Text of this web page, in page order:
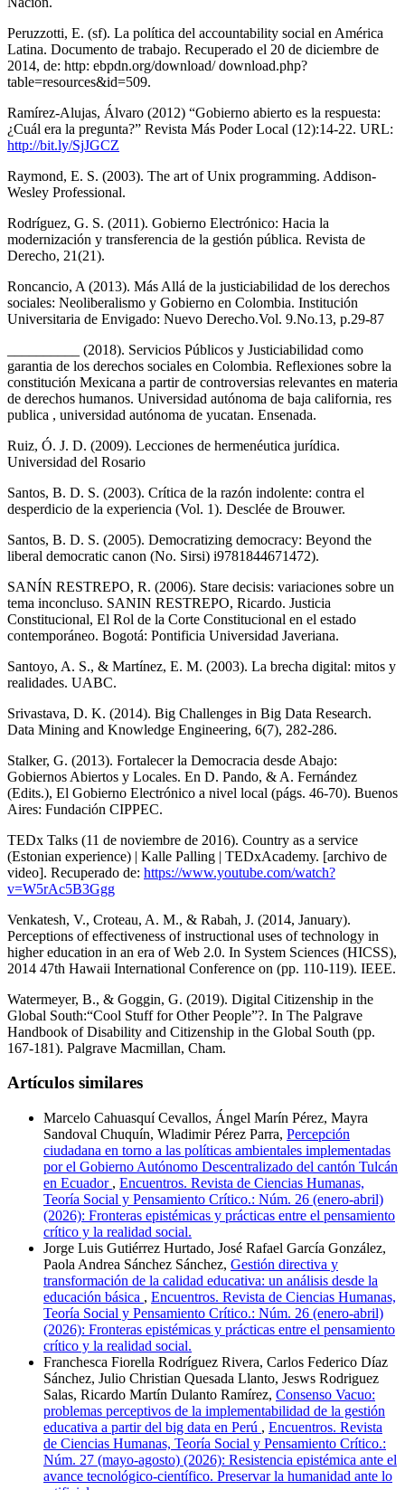
Peruzzotti, E. (sf). La política del accountability social en América
Latina. Documento de trabajo. Recuperado el 20 de diciembre de
2014, de: http: ebpdn.org/download/ download.php?
table=resources&id=509.
Ramírez-Alujas, Álvaro (2012) “Gobierno abierto es la respuesta:
¿Cuál era la pregunta?” Revista Más Poder Local (12):14-22. URL:
http://bit.ly/SjJGCZ
Raymond, E. S. (2003). The art of Unix programming. Addison-
Wesley Professional.
Rodríguez, G. S. (2011). Gobierno Electrónico: Hacia la
modernización y transferencia de la gestión pública. Revista de
Derecho, 21(21).
Roncancio, A (2013). Más Allá de la justiciabilidad de los derechos
sociales: Neoliberalismo y Gobierno en Colombia. Institución
Universitaria de Envigado: Nuevo Derecho.Vol. 9.No.13, p.29-87
__________ (2018). Servicios Públicos y Justiciabilidad como
garantia de los derechos sociales en Colombia. Reflexiones sobre la
constitución Mexicana a partir de controversias relevantes en materia
de derechos humanos. Universidad autónoma de baja california, res
publica , universidad autónoma de yucatan. Ensenada.
Ruiz, Ó. J. D. (2009). Lecciones de hermenéutica jurídica.
Universidad del Rosario
Santos, B. D. S. (2003). Crítica de la razón indolente: contra el
desperdicio de la experiencia (Vol. 1). Desclée de Brouwer.
Santos, B. D. S. (2005). Democratizing democracy: Beyond the
liberal democratic canon (No. Sirsi) i9781844671472).
SANÍN RESTREPO, R. (2006). Stare decisis: variaciones sobre un
tema inconcluso. SANIN RESTREPO, Ricardo. Justicia
Constitucional, El Rol de la Corte Constitucional en el estado
contemporáneo. Bogotá: Pontificia Universidad Javeriana.
Santoyo, A. S., & Martínez, E. M. (2003). La brecha digital: mitos y
realidades. UABC.
Srivastava, D. K. (2014). Big Challenges in Big Data Research.
Data Mining and Knowledge Engineering, 6(7), 282-286.
Stalker, G. (2013). Fortalecer la Democracia desde Abajo:
Gobiernos Abiertos y Locales. En D. Pando, & A. Fernández
(Edits.), El Gobierno Electrónico a nivel local (págs. 46-70). Buenos
Aires: Fundación CIPPEC.
TEDx Talks (11 de noviembre de 2016). Country as a service
(Estonian experience) | Kalle Palling | TEDxAcademy. [archivo de
video]. Recuperado de: https://www.youtube.com/watch?
v=W5rAc5B3Ggg
Venkatesh, V., Croteau, A. M., & Rabah, J. (2014, January).
Perceptions of effectiveness of instructional uses of technology in
higher education in an era of Web 2.0. In System Sciences (HICSS),
2014 47th Hawaii International Conference on (pp. 110-119). IEEE.
Watermeyer, B., & Goggin, G. (2019). Digital Citizenship in the
Global South:“Cool Stuff for Other People”?. In The Palgrave
Handbook of Disability and Citizenship in the Global South (pp.
167-181). Palgrave Macmillan, Cham.
Artículos similares
Marcelo Cahuasquí Cevallos, Ángel Marín Pérez, Mayra
Sandoval Chuquín, Wladimir Pérez Parra, Percepción
ciudadana en torno a las políticas ambientales implementadas
por el Gobierno Autónomo Descentralizado del cantón Tulcán
en Ecuador , Encuentros. Revista de Ciencias Humanas,
Teoría Social y Pensamiento Crítico.: Núm. 26 (enero-abril)
(2026): Fronteras epistémicas y prácticas entre el pensamiento
crítico y la realidad social.
Jorge Luis Gutiérrez Hurtado, José Rafael García González,
Paola Andrea Sánchez Sánchez, Gestión directiva y
transformación de la calidad educativa: un análisis desde la
educación básica , Encuentros. Revista de Ciencias Humanas,
Teoría Social y Pensamiento Crítico.: Núm. 26 (enero-abril)
(2026): Fronteras epistémicas y prácticas entre el pensamiento
crítico y la realidad social.
Franchesca Fiorella Rodríguez Rivera, Carlos Federico Díaz
Sánchez, Julio Christian Quesada Llanto, Jesws Rodriguez
Salas, Ricardo Martín Dulanto Ramírez, Consenso Vacuo:
problemas perceptivos de la implementabilidad de la gestión
educativa a partir del big data en Perú , Encuentros. Revista
de Ciencias Humanas, Teoría Social y Pensamiento Crítico.:
Núm. 27 (mayo-agosto) (2026): Resistencia epistémica ante el
avance tecnológico-científico. Preservar la humanidad ante lo